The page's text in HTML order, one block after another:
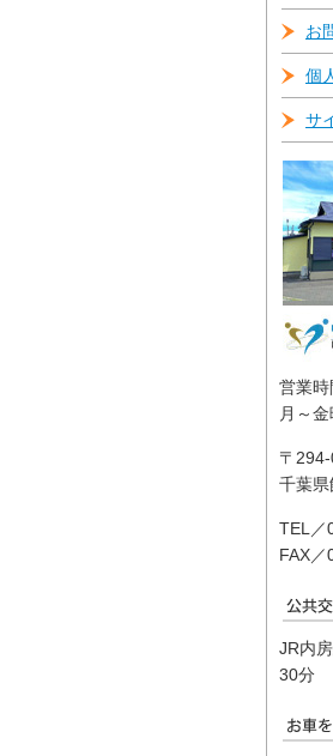
お
個
サ
営業時
月～
〒294-
千葉
TEL／
FAX
JR内
30分